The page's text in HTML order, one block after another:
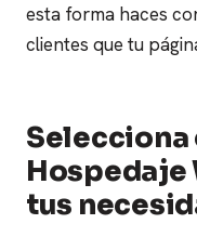
esta forma haces
clientes que tu
Hospedaje
tus